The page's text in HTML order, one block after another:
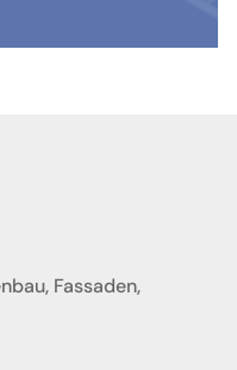
Fassaden,